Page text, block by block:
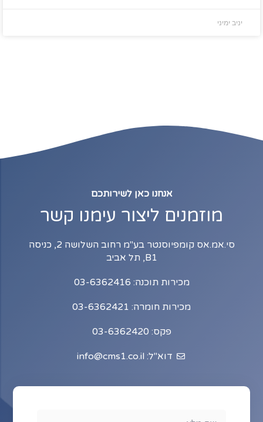
יניב ימיני
אנחנו כאן לשירותכם
מוזמנים ליצור עימנו קשר
סי.אמ.אס קומפיוסנטר בע"מ רחוב השלושה 2, כניסה
B1, תל אביב
מכירות תוכנה: 03-6362416
מכירות חומרה: 03-6362421
פקס: 03-6362420
דוא"ל: info@cms1.co.il